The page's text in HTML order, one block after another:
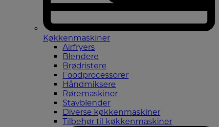
Køkkenmaskiner
Airfryers
Blendere
Brødristere
Foodprocessorer
Håndmiksere
Røremaskiner
Stavblender
Diverse køkkenmaskiner
Tilbehør til køkkenmaskiner